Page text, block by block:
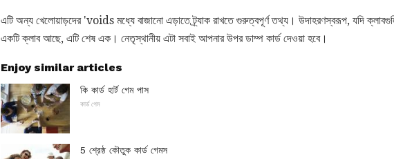
এটি অন্য খেলোয়াড়দের 'voids মধ্যে বাজানো এড়াতে ট্র্যাক রাখতে গুরুত্বপূর্ণ তথ্য। উদাহরণস্বরূপ, যদি
একটি ক্লাব আছে, এটি শেষ এক। নেতৃস্থানীয় এটা সবাই আপনার উপর ডাম্প কার্ড দেওয়া হবে।
Enjoy similar articles
কি কার্ড হার্ট গেম পাস
কার্ড গেম
5 শ্রেষ্ঠ কৌতুক কার্ড গেমস